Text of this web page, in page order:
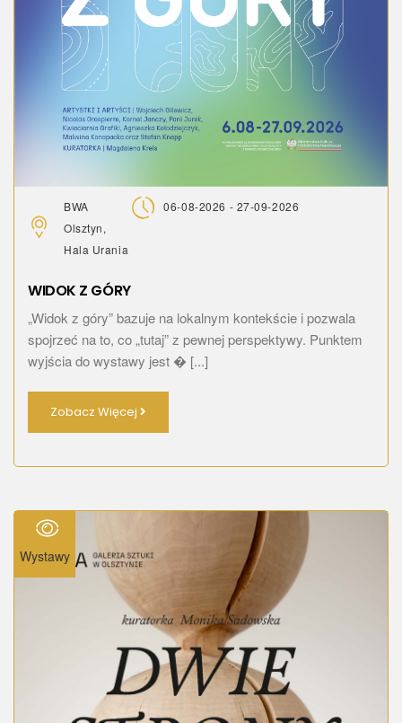
BWA
Olsztyn,
Hala Urania
06-08-2026 - 27-09-2026
WIDOK Z GÓRY
„Widok z góry” bazuje na lokalnym kontekście i pozwala
spojrzeć na to, co „tutaj” z pewnej perspektywy. Punktem
wyjścia do wystawy jest � [...]
Zobacz Więcej
Wystawy